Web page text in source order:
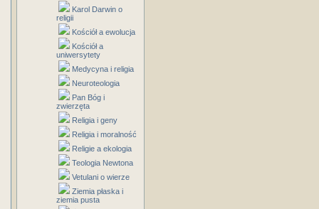
Karol Darwin o
religii
Kościół a ewolucja
Kościół a
uniwersytety
Medycyna i religia
Neuroteologia
Pan Bóg i
zwierzęta
Religia i geny
Religia i moralność
Religie a ekologia
Teologia Newtona
Vetulani o wierze
Ziemia płaska i
ziemia pusta